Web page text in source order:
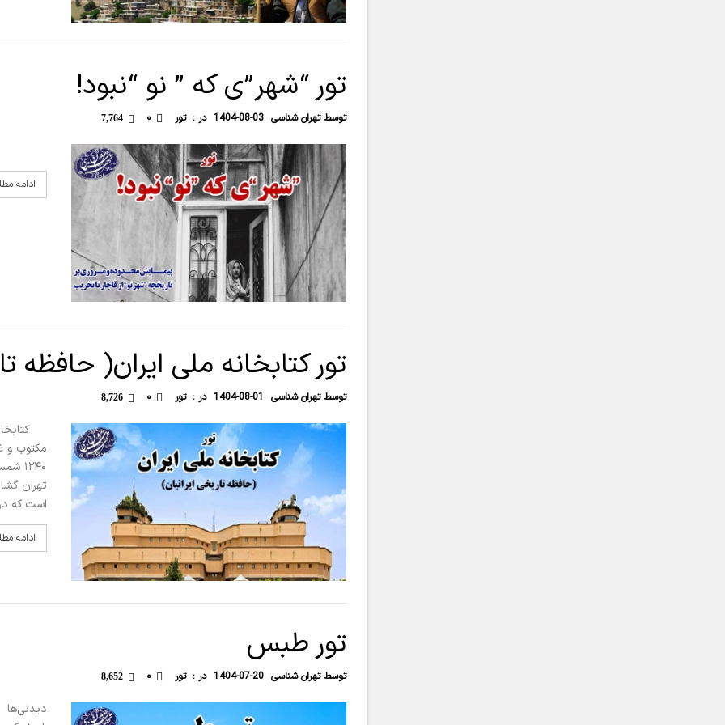
تور “شهر”ی که ” نو “نبود!
توسطتهران شناسی 1404-08-03 در :تور ۰ 7,764
ادامه
تور کتابخانه ملی ایران( حافظه
توسطتهران شناسی 1404-08-01 در :تور ۰ 8,726
مکتوب و
است که در ۸ طبقه از بتن‌هایی استفاده شده
ادامه
تور طبس
توسطتهران شناسی 1404-07-20 در :تور ۰ 8,652
دیدنی‌ها